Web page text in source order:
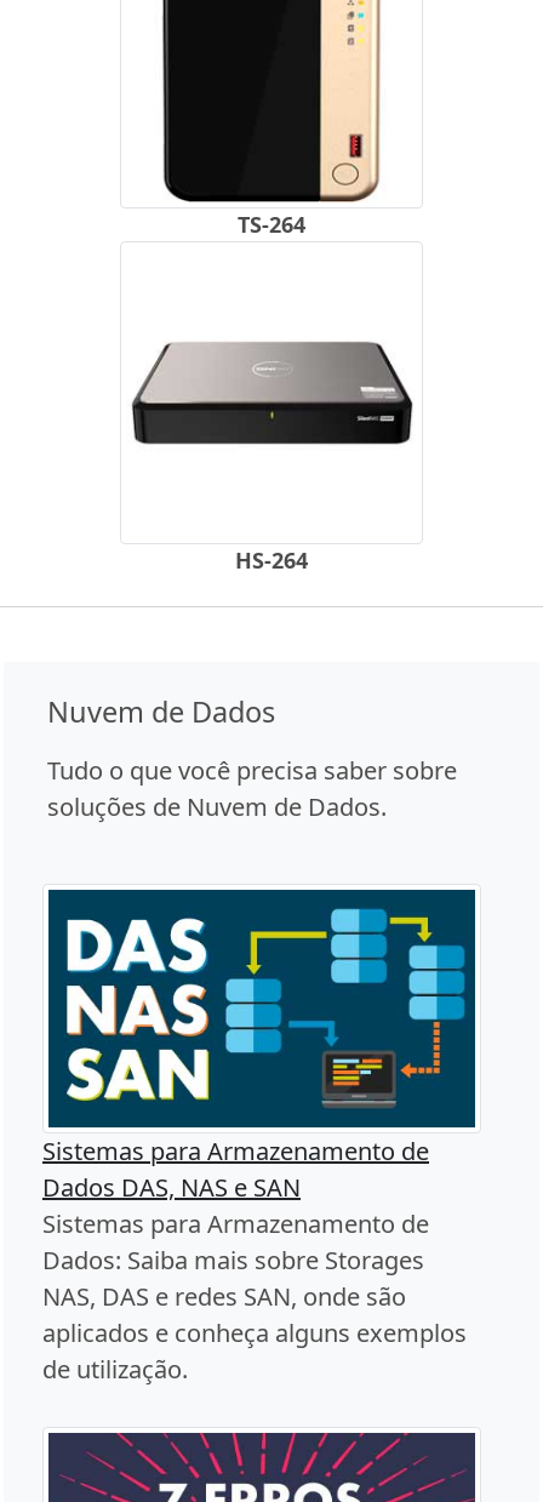
TS-264
HS-264
Nuvem de Dados
Tudo o que você precisa saber sobre
soluções de Nuvem de Dados.
Sistemas para Armazenamento de
Dados DAS, NAS e SAN
Sistemas para Armazenamento de
Dados: Saiba mais sobre Storages
NAS, DAS e redes SAN, onde são
aplicados e conheça alguns exemplos
de utilização.